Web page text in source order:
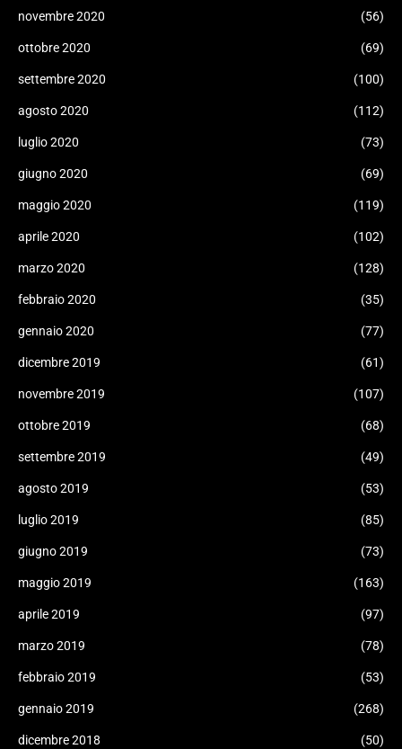
novembre 2020 (56)
ottobre 2020 (69)
settembre 2020 (100)
agosto 2020 (112)
luglio 2020 (73)
giugno 2020 (69)
maggio 2020 (119)
aprile 2020 (102)
marzo 2020 (128)
febbraio 2020 (35)
gennaio 2020 (77)
dicembre 2019 (61)
novembre 2019 (107)
ottobre 2019 (68)
settembre 2019 (49)
agosto 2019 (53)
luglio 2019 (85)
giugno 2019 (73)
maggio 2019 (163)
aprile 2019 (97)
marzo 2019 (78)
febbraio 2019 (53)
gennaio 2019 (268)
dicembre 2018 (50)